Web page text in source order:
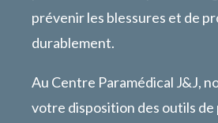
prévenir les blessures et de
durablement.
Au Centre Paramédical J&J,
votre disposition des outils